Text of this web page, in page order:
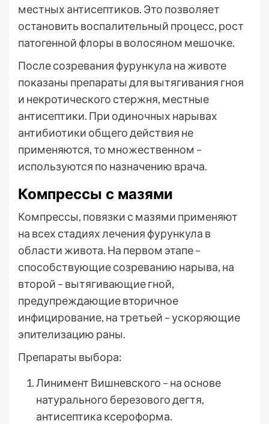
местных антисептиков. Это позволяет
остановить воспалительный процесс, рост
патогенной флоры в волосяном мешочке.
После созревания фурункула на животе
показаны препараты для вытягивания гноя
и некротического стержня, местные
антисептики. При одиночных нарывах
антибиотики общего действия не
применяются, то множественном –
используются по назначению врача.
Компрессы с мазями
Компрессы, повязки с мазями применяют
на всех стадиях лечения фурункула в
области живота. На первом этапе –
способствующие созреванию нарыва, на
второй – вытягивающие гной,
предупреждающие вторичное
инфицирование, на третьей – ускоряющие
эпителизацию раны.
Препараты выбора:
Линимент Вишневского – на основе
натурального березового дегтя,
антисептика ксероформа.